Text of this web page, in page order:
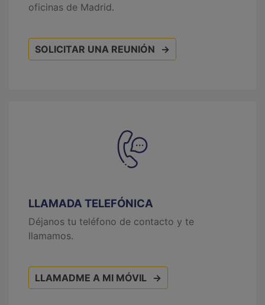
oficinas de Madrid.
SOLICITAR UNA REUNIÓN
LLAMADA TELEFÓNICA
Déjanos tu teléfono de contacto y te
llamamos.
LLAMADME A MI MÓVIL